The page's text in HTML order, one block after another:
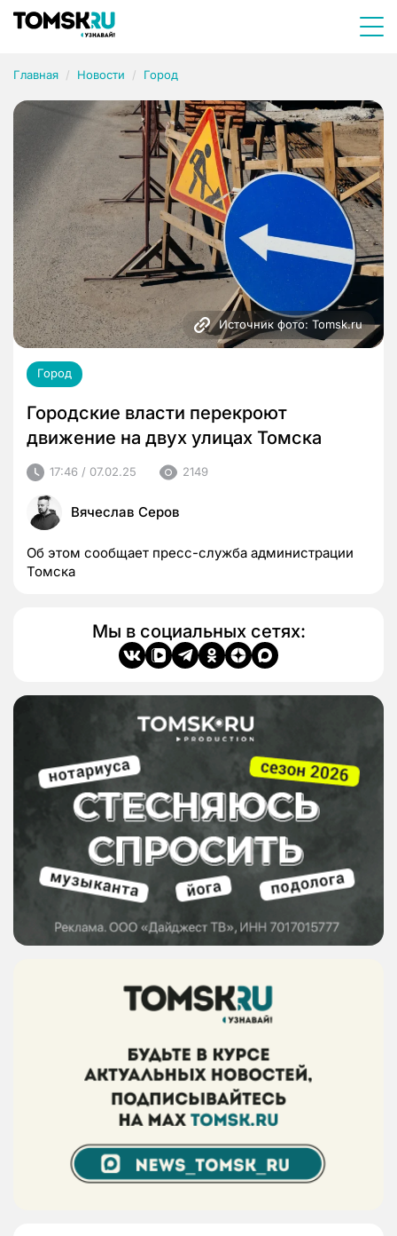
Главная Новости Город
Источник фото: Tomsk.ru
Город
Городские власти перекроют
движение на двух улицах Томска
17:46 / 07.02.25 2149
Вячеслав Серов
Об этом сообщает пресс-служба администрации
Томска
Мы в социальных сетях: